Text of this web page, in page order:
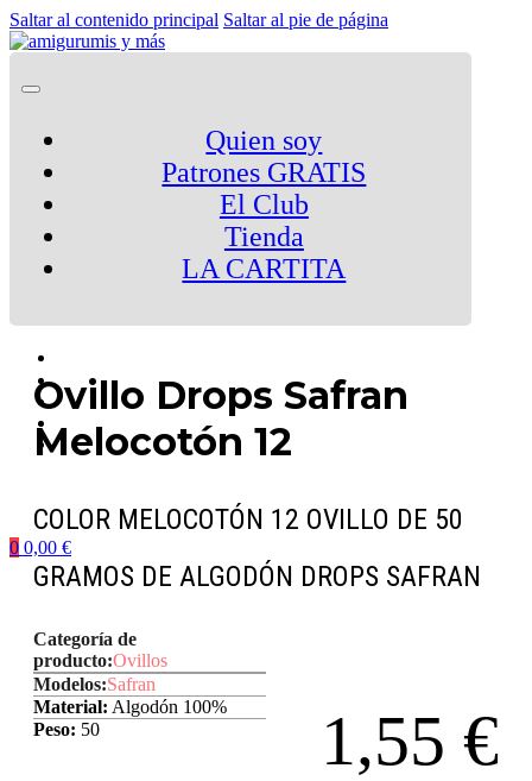
Saltar al contenido principal Saltar al pie de página
Quien soy
Patrones GRATIS
El Club
Tienda
LA CARTITA
0 0,00 €
Ovillo Drops Safran
Melocotón 12
COLOR MELOCOTÓN 12 OVILLO DE 50
GRAMOS DE ALGODÓN DROPS SAFRAN
Categoría de
producto:Ovillos
Modelos:Safran
Material: Algodón 100%
Peso: 50 1,55 €